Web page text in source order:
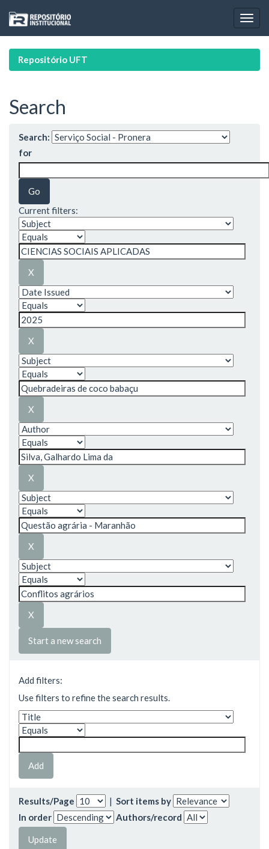
navigation
Repositório UFT
Search
Search:
for
Current filters:
Start a new search
Add filters:
Use filters to refine the search results.
Results/Page | Sort items by
In order
Authors/record